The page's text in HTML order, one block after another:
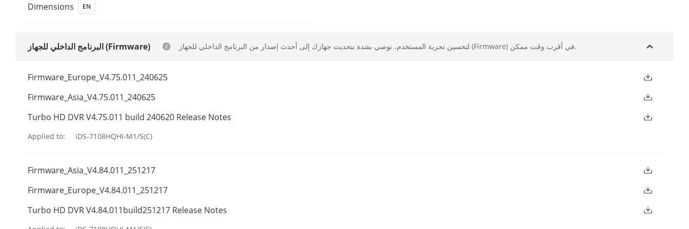
Audio Output 1-ch, RCA (Linear, 1 KΩ)
Dimensions EN
البرنامج الداخلي للجهاز (Firmware) لتحسين تجربة المستخدم، نوصي بشدة بتحديث جهازك إلى أحدث إصدار من البرنامج الداخلي للجهاز (Firmware) في أقرب وقت ممكن.
Firmware_Europe_V4.75.011_240625
Firmware_Asia_V4.75.011_240625
Turbo HD DVR V4.75.011 build 240620 Release Notes
Applied to: iDS-7108HQHI-M1/S(C)
Firmware_Asia_V4.84.011_251217
Firmware_Europe_V4.84.011_251217
Turbo HD DVR V4.84.011build251217 Release Notes